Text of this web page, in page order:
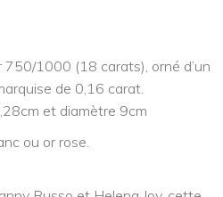
750/1000 (18 carats), orné d’un
de 0,16 carat.
et diamètre 9cm
ou or rose.